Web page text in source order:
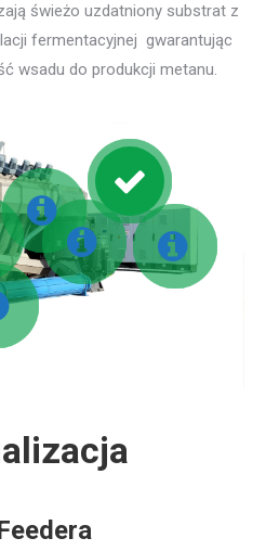
świeżo uzdatniony substrat z
fermentacyjnej gwarantując
wsadu do produkcji metanu.